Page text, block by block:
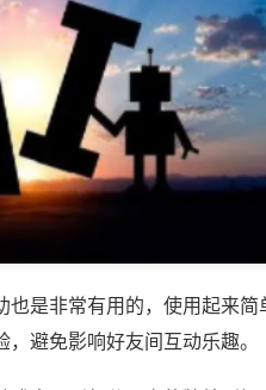
是非常有用的，使用起来
避免影响好友间互动乐趣。